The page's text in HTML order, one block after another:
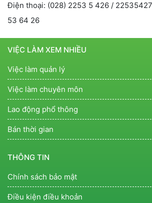
Điện thoại: (028) 2253 5 426 /
53 64 26
VIỆC LÀM XEM NHIỀU
Việc làm quản lý
Việc làm chuyên môn
Lao động phổ thông
Bán thời gian
THÔNG TIN
Chính sách bảo mật
Điều kiện điều khoản